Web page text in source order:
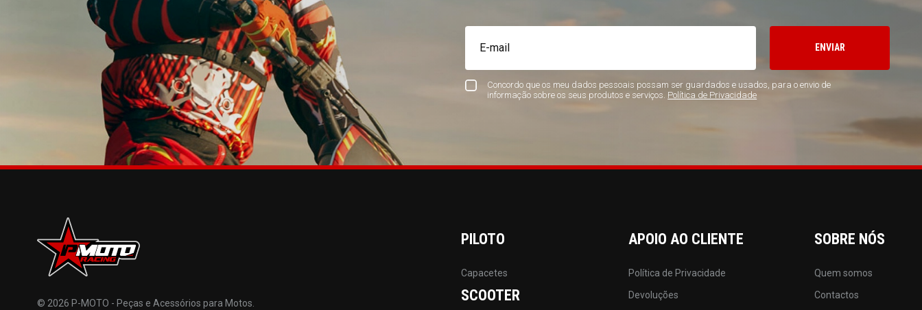
Concordo que os meu dados pessoais possam ser guardados e usados, para o envio de
informação sobre os seus produtos e serviços. Política de Privacidade
ENVIAR
© 2026 P-MOTO - Peças e Acessórios para Motos.
PILOTO
Capacetes
SCOOTER
APOIO AO CLIENTE
Política de Privacidade
Devoluções
SOBRE NÓS
Quem somos
Contactos